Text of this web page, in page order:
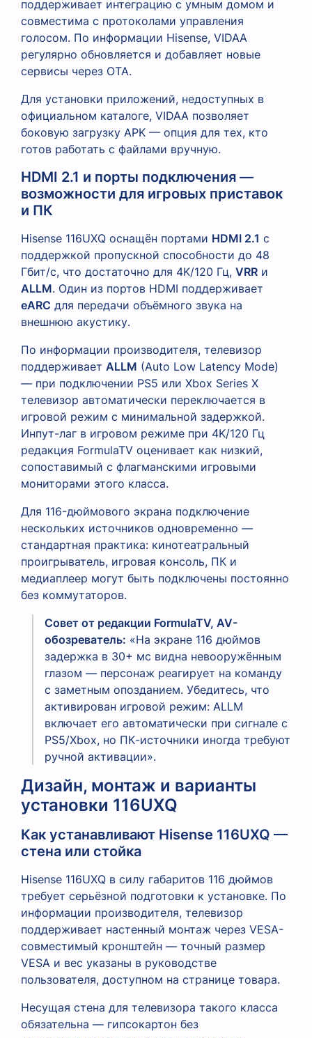
поддерживает интеграцию с умным домом и
совместима с протоколами управления
голосом. По информации Hisense, VIDAA
регулярно обновляется и добавляет новые
сервисы через OTA.
Для установки приложений, недоступных в
официальном каталоге, VIDAA позволяет
боковую загрузку APK — опция для тех, кто
готов работать с файлами вручную.
HDMI 2.1 и порты подключения —
возможности для игровых приставок
и ПК
Hisense 116UXQ оснащён портами HDMI 2.1 с
поддержкой пропускной способности до 48
Гбит/с, что достаточно для 4K/120 Гц, VRR и
ALLM. Один из портов HDMI поддерживает
eARC для передачи объёмного звука на
внешнюю акустику.
По информации производителя, телевизор
поддерживает ALLM (Auto Low Latency Mode)
— при подключении PS5 или Xbox Series X
телевизор автоматически переключается в
игровой режим с минимальной задержкой.
Инпут-лаг в игровом режиме при 4K/120 Гц
редакция FormulaTV оценивает как низкий,
сопоставимый с флагманскими игровыми
мониторами этого класса.
Для 116-дюймового экрана подключение
нескольких источников одновременно —
стандартная практика: кинотеатральный
проигрыватель, игровая консоль, ПК и
медиаплеер могут быть подключены постоянно
без коммутаторов.
Совет от редакции FormulaTV, AV-
обозреватель: «На экране 116 дюймов
задержка в 30+ мс видна невооружённым
глазом — персонаж реагирует на команду
с заметным опозданием. Убедитесь, что
активирован игровой режим: ALLM
включает его автоматически при сигнале с
PS5/Xbox, но ПК-источники иногда требуют
ручной активации».
Дизайн, монтаж и варианты
установки 116UXQ
Как устанавливают Hisense 116UXQ —
стена или стойка
Hisense 116UXQ в силу габаритов 116 дюймов
требует серьёзной подготовки к установке. По
информации производителя, телевизор
поддерживает настенный монтаж через VESA-
совместимый кронштейн — точный размер
VESA и вес указаны в руководстве
пользователя, доступном на странице товара.
Несущая стена для телевизора такого класса
обязательна — гипсокартон без